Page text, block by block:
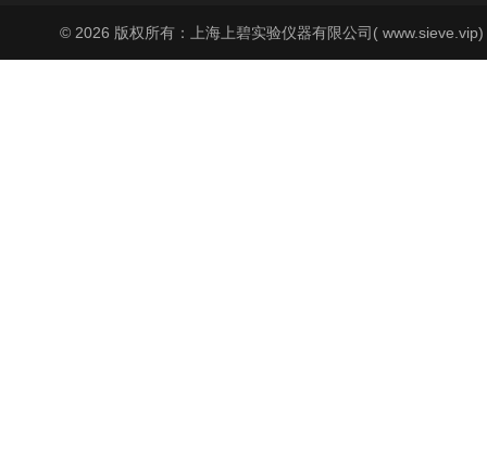
© 2026 版权所有：上海上碧实验仪器有限公司(